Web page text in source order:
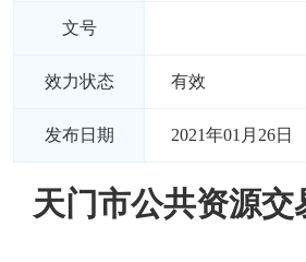
文号
效力状态 有效
发布日期 2021年01月26日
天门市公共资源交